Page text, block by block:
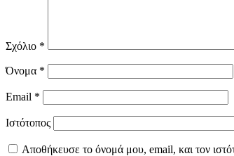
Σχόλιο *
Όνομα *
Email *
Ιστότοπος
Αποθήκευσε το όνομά μου, email, και τον